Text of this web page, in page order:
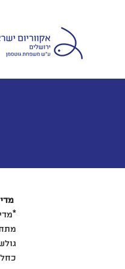
מתחת לגיל 18? הכתוב מטה עשוי